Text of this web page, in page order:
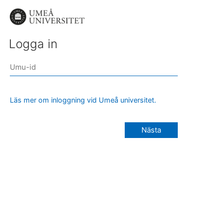
Logga in
Läs mer om inloggning vid Umeå universitet.
Nästa